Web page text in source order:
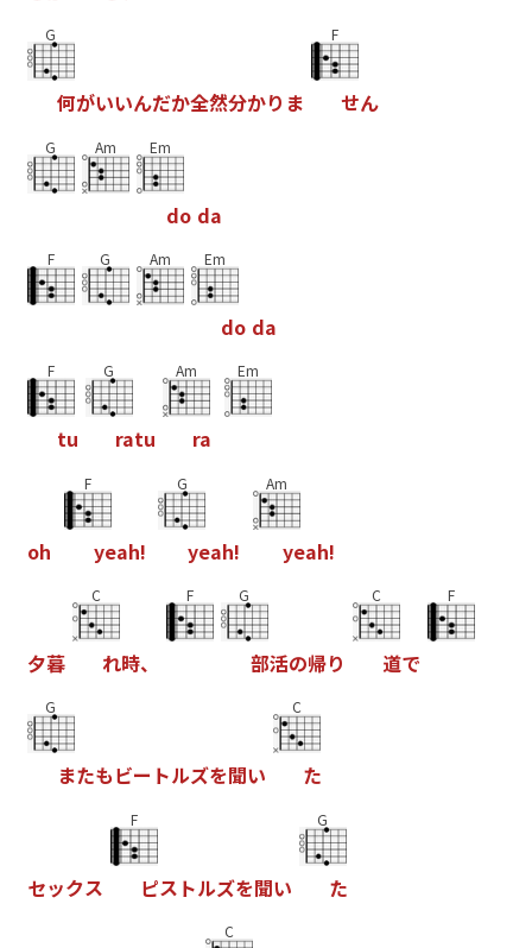
G
何がいいんだか全然分かり ま
F
せん
G Am Em
do da
F G Am Em
do da
F
tu
G
ratu
Am
ra
Em
oh
F
yeah!
G
yeah!
Am
yeah!
夕暮
C
れ時、
F G
部活の帰り
C
道で
F
G
またもビー トルズを聞い
C
た
セックス
F
ピス トルズを聞い
G
た
C